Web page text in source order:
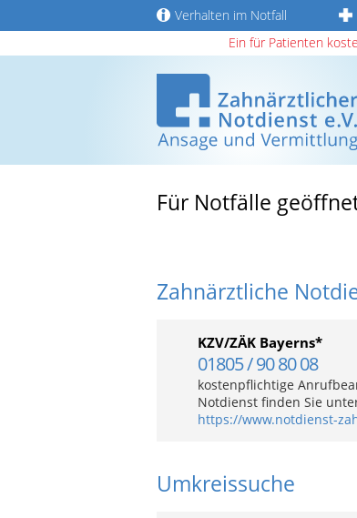
Verhalten im Notfall
Ein für Patienten
Für Notfälle
Zahnärztliche
KZV/ZÄK Bayerns*
01805 / 90 80 08
kostenpflichtige
Notdienst finden Sie
https://www.notdienst-
Umkreissuche